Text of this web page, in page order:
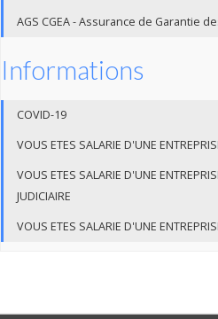
AGS CGEA - Assurance de Garantie
Informations
COVID-19
VOUS ETES SALARIE D'UNE
VOUS ETES SALARIE D'UNE
JUDICIAIRE
VOUS ETES SALARIE D'UNE